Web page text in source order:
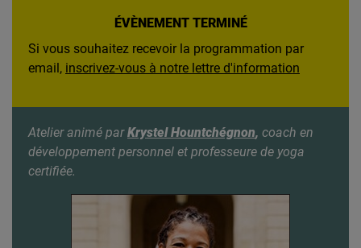
ÉVÈNEMENT TERMINÉ
Si vous souhaitez recevoir la programmation par
email, inscrivez-vous à notre lettre d'information
Atelier animé par Krystel Hountchégnon, coach en
développement personnel et professeure de yoga
certifiée.